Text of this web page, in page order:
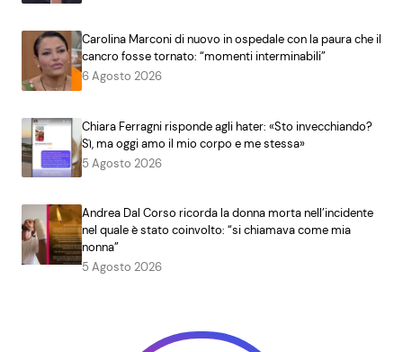
Carolina Marconi di nuovo in ospedale con la paura che il
cancro fosse tornato: “momenti interminabili”
6 Agosto 2026
Chiara Ferragni risponde agli hater: «Sto invecchiando?
Sì, ma oggi amo il mio corpo e me stessa»
5 Agosto 2026
Andrea Dal Corso ricorda la donna morta nell’incidente
nel quale è stato coinvolto: “si chiamava come mia
nonna”
5 Agosto 2026